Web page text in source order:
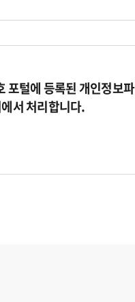
포털에 등록된 개인정보파
서 처리합니다.